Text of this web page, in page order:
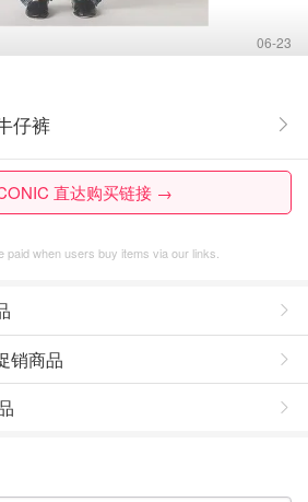
06-23
仔裤
直达购买链接 →
paid when users buy items via our links.
销商品